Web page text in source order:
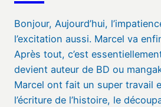
Bonjour, Aujourd’hui,
l’excitation aussi. Marcel va
Après tout, c’est
devient auteur de BD ou
Marcel ont fait un super travail
l’écriture de l’histoire, le